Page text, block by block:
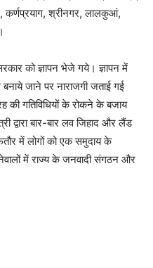
कर्णप्रयाग, श्रीनगर, लालकुआं,
को ज्ञापन भेजे गये। ज्ञापन में
जाने पर नाराजगी जताई गई
की गतिविधियों के रोकने के बजाय
द्वारा बार-बार लव जिहाद और लैंड
में लोगों को एक समुदाय के
में राज्य के जनवादी संगठन और